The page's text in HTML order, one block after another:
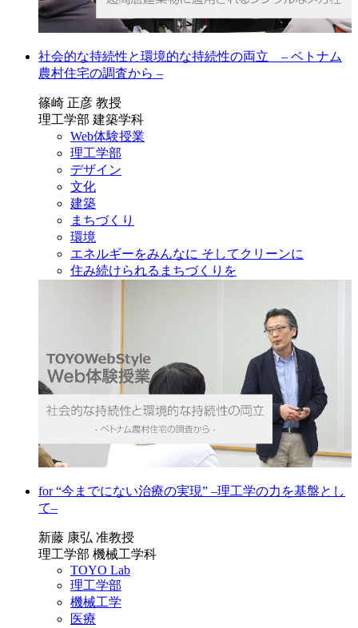
社会的な持続性と環境的な持続性の両立 – ベトナム
農村住宅の調査から –
篠崎 正彦 教授
理工学部 建築学科
Web体験授業
理工学部
デザイン
文化
建築
まちづくり
環境
エネルギーをみんなに そしてクリーンに
住み続けられるまちづくりを
for “今までにない治療の実現” ‒理工学の力を基盤とし
て‒
新藤 康弘 准教授
理工学部 機械工学科
TOYO Lab
理工学部
機械工学
医療